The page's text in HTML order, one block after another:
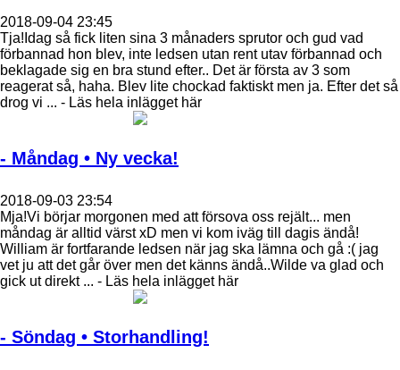
2018-09-04 23:45
Tja!Idag så fick liten sina 3 månaders sprutor och gud vad
förbannad hon blev, inte ledsen utan rent utav förbannad och
beklagade sig en bra stund efter.. Det är första av 3 som
reagerat så, haha. Blev lite chockad faktiskt men ja. Efter det så
drog vi ... - Läs hela inlägget här
- Måndag • Ny vecka!
2018-09-03 23:54
Mja!Vi börjar morgonen med att försova oss rejält... men
måndag är alltid värst xD men vi kom iväg till dagis ändå!
William är fortfarande ledsen när jag ska lämna och gå :( jag
vet ju att det går över men det känns ändå..Wilde va glad och
gick ut direkt ... - Läs hela inlägget här
- Söndag • Storhandling!